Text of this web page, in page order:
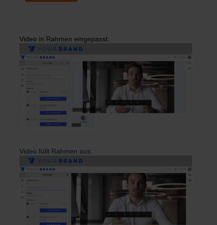
Video in Rahmen eingepasst:
Video füllt Rahmen aus: